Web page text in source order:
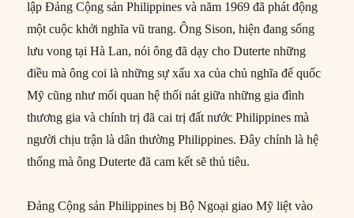
lập Đảng Cộng sản Philippines và năm 1969 đã phát động
một cuộc khởi nghĩa vũ trang. Ông Sison, hiện đang sống
lưu vong tại Hà Lan, nói ông đã dạy cho Duterte những
điều mà ông coi là những sự xấu xa của chủ nghĩa đế quốc
Mỹ cũng như mối quan hệ thối nát giữa những gia đình
thương gia và chính trị đã cai trị đất nước Philippines mà
người chịu trận là dân thường Philippines. Đây chính là hệ
thống mà ông Duterte đã cam kết sẽ thủ tiêu.
Đảng Cộng sản Philippines bị Bộ Ngoại giao Mỹ liệt vào